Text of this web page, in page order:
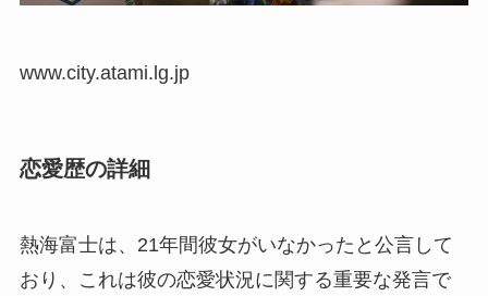
www.city.atami.lg.jp
恋愛歴の詳細
熱海富士は、21年間彼女がいなかったと公言して
おり、これは彼の恋愛状況に関する重要な発言で